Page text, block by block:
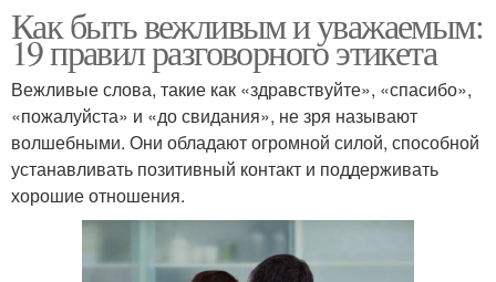
Как быть вежливым и уважаемым:
19 правил разговорного этикета
Вежливые слова, такие как «здравствуйте», «спасибо»,
«пожалуйста» и «до свидания», не зря называют
волшебными. Они обладают огромной силой, способной
устанавливать позитивный контакт и поддерживать
хорошие отношения.